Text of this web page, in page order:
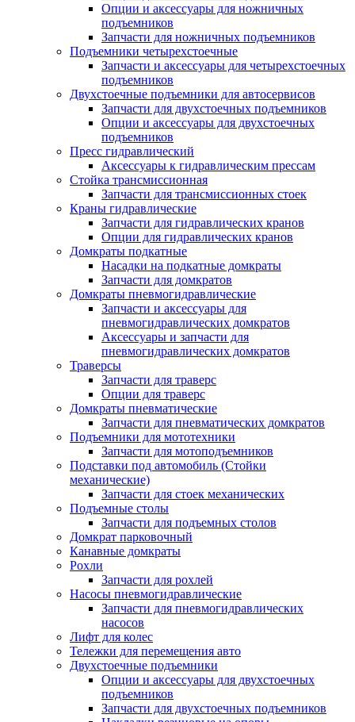
Опции и аксессуары для ножничных
подъемников
Запчасти для ножничных подъемников
Подъемники четырехстоечные
Запчасти и аксессуары для четырехстоечных
подъемников
Двухстоечные подъемники для автосервисов
Запчасти для двухстоечных подъемников
Опции и аксессуары для двухстоечных
подъемников
Пресс гидравлический
Аксессуары к гидравлическим прессам
Стойка трансмиссионная
Запчасти для трансмиссионных стоек
Краны гидравлические
Запчасти для гидравлических кранов
Опции для гидравлических кранов
Домкраты подкатные
Насадки на подкатные домкраты
Запчасти для домкратов
Домкраты пневмогидравлические
Запчасти и аксессуары для
пневмогидравлических домкратов
Аксессуары и запчасти для
пневмогидравлических домкратов
Траверсы
Запчасти для траверс
Опции для траверс
Домкраты пневматические
Запчасти для пневматических домкратов
Подъемники для мототехники
Запчасти для мотоподъемников
Подставки под автомобиль (Стойки
механические)
Запчасти для стоек механических
Подъемные столы
Запчасти для подъемных столов
Домкрат парковочный
Канавные домкраты
Рохли
Запчасти для рохлей
Насосы пневмогидравлические
Запчасти для пневмогидравлических
насосов
Лифт для колес
Тележки для перемещения авто
Двухстоечные подъемники
Опции и аксессуары для двухстоечных
подъемников
Запчасти для двухстоечных подъемников